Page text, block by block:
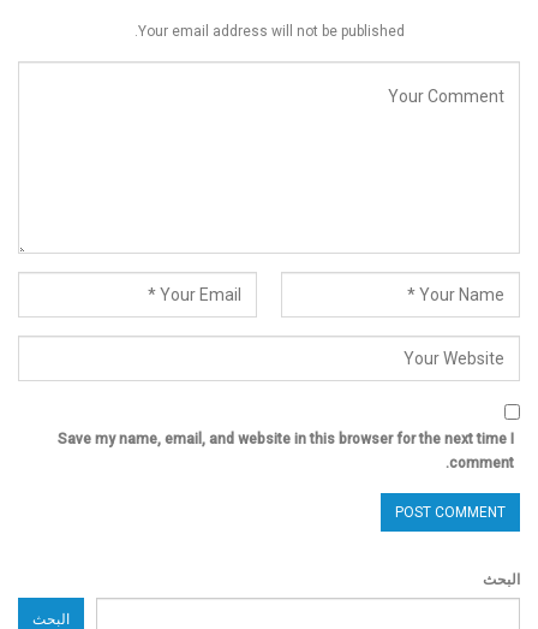
Your email address will not be published.
Save my name, email, and website in this browser for the next time I
comment.
البحث
البحث